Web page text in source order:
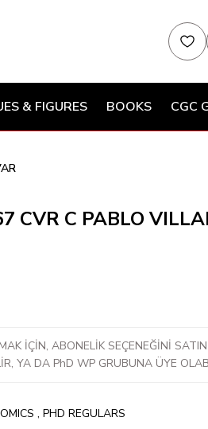
& FIGURES BOOKS CGC
CVR C PABLO
İÇİN, ABONELİK SEÇENEĞİNİ
YA DA PhD WP GRUBUNA ÜYE
, PHD REGULARS